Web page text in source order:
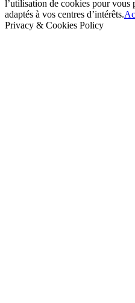
l’utilisation de cookies pour vous
adaptés à vos centres d’intérêts.
Privacy & Cookies Policy